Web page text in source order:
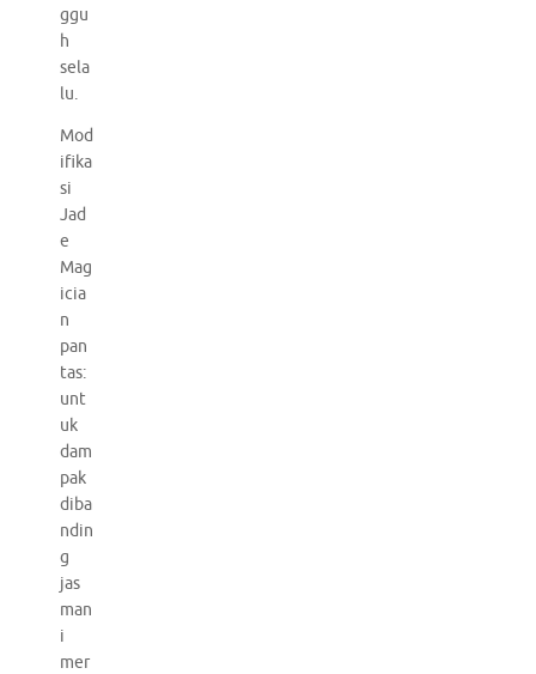
ggu
h
sela
lu.
Mod
ifika
si
Jad
e
Mag
icia
n
pan
tas:
unt
uk
dam
pak
diba
ndin
g
jas
man
i
mer